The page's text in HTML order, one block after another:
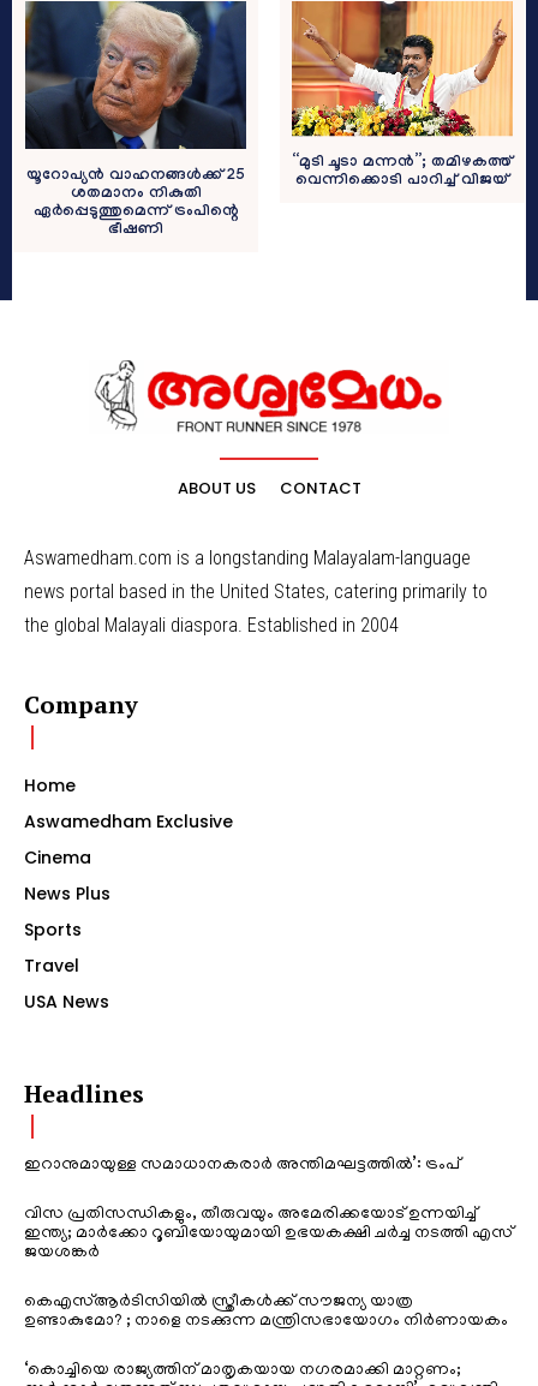
യൂറോപ്യൻ വാഹനങ്ങൾക്ക് 25
ശതമാനം നികുതി
ഏർപ്പെടുത്തുമെന്ന് ട്രംപിന്റെ
ഭീഷണി
“മുടി ചൂടാ മന്നൻ”; തമിഴകത്ത്
വെന്നിക്കൊടി പാറിച്ച് വിജയ്
ABOUT US CONTACT
Aswamedham.com is a longstanding Malayalam-language
news portal based in the United States, catering primarily to
the global Malayali diaspora. Established in 2004
Company
Home
Aswamedham Exclusive
Cinema
News Plus
Sports
Travel
USA News
Headlines
ഇറാനുമായുള്ള സമാധാനകരാർ അന്തിമഘട്ടത്തിൽ‌’: ട്രംപ്
വിസ പ്രതിസന്ധികളും, തീരുവയും അമേരിക്കയോട് ഉന്നയിച്ച്
ഇന്ത്യ; മാർക്കോ റൂബിയോയുമായി ഉഭയകക്ഷി ചർച്ച നടത്തി എസ്
ജയശങ്കർ
കെഎസ്ആർടിസിയിൽ സ്ത്രീകൾക്ക് സൗജന്യ യാത്ര
ഉണ്ടാകുമോ? ; നാളെ നടക്കുന്ന മന്ത്രിസഭായോഗം നിർണായകം
‘കൊച്ചിയെ രാജ്യത്തിന് മാതൃകയായ നഗരമാക്കി മാറ്റണം;